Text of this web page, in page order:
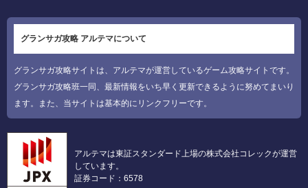
グランサガ攻略 アルテマについて
グランサガ攻略サイトは、アルテマが運営しているゲーム攻略サイトです。
グランサガ攻略班一同、最新情報をいち早く更新できるように努めてまいり
ます。また、当サイトは基本的にリンクフリーです。
アルテマは東証スタンダード上場の株式会社コレックが運営
しています。
証券コード：6578